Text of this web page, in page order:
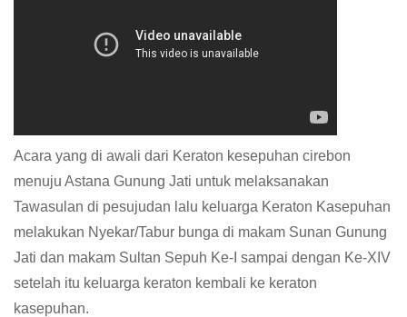
Acara yang di awali dari Keraton kesepuhan cirebon
menuju Astana Gunung Jati untuk melaksanakan
Tawasulan di pesujudan lalu keluarga Keraton Kasepuhan
melakukan Nyekar/Tabur bunga di makam Sunan Gunung
Jati dan makam Sultan Sepuh Ke-I sampai dengan Ke-XIV
setelah itu keluarga keraton kembali ke keraton
kasepuhan.